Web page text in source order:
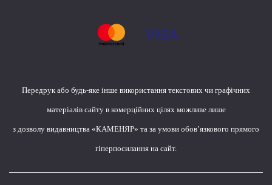
Передрук або будь-яке інше використання текстових чи графічних
матеріалів сайту в комерційних цілях можливе лише
з дозволу видавництва «КАМЕНЯР» та за умови обов’язкового прямого
гіперпосилання на сайт.